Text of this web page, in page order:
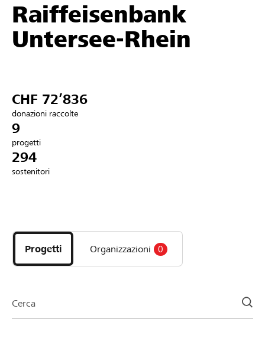
Sostenere
Aiuto & supporto
Collegarsi
DE FR IT
Raiffeisenbank
Untersee-Rhein
CHF 72’836
donazioni raccolte
9
progetti
294
sostenitori
i
progetti
e
della
Progetti Organizzazioni 0
Cerca